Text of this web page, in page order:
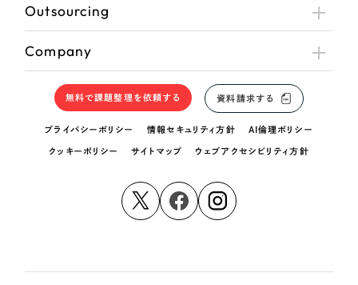
Outsourcing
Company
無料で課題整理を依頼する 資料請求する
プライバシーポリシー 情報セキュリティ方針 AI倫理ポリシー
クッキーポリシー サイトマップ ウェブアクセシビリティ方針